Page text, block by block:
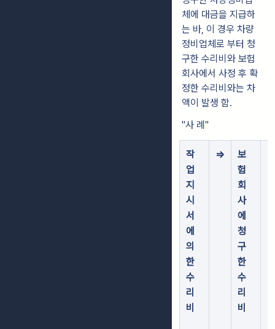
체에 대금을 지급하
는 바, 이 경우 차량
정비업체로 부터 청
구한 수리비와 보험
회사에서 사정 후 확
정한 수리비와는 차
액이 발생 함.
"사 례"
작
업
지
시
서
에
의
한
수
리
비
=>
보
험
회
사
에
청
구
한
수
리
비